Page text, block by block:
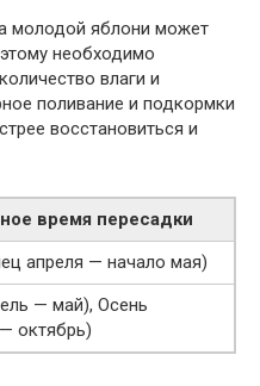
молодой яблони может
необходимо
влаги и
поливание и подкормки
восстановиться и
время пересадки
апреля — начало мая)
— май), Осень
октябрь)